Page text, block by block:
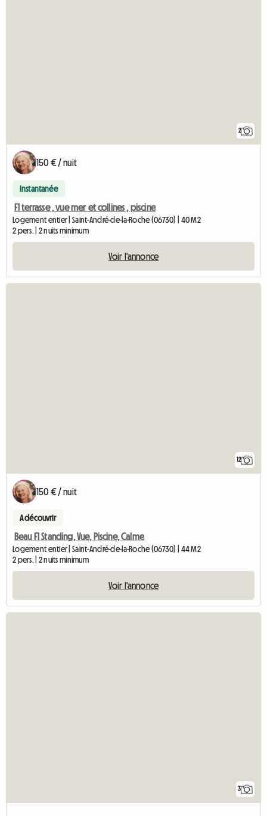
2
150 € / nuit
Instantanée
F1 terrasse , vue mer et collines , piscine
Logement entier | Saint-André-de-la-Roche (06730) | 40 M2
2 pers. | 2 nuits minimum
Voir l'annonce
12
150 € / nuit
A découvrir
Beau F1 Standing, Vue, Piscine, Calme
Logement entier | Saint-André-de-la-Roche (06730) | 44 M2
2 pers. | 2 nuits minimum
Voir l'annonce
3